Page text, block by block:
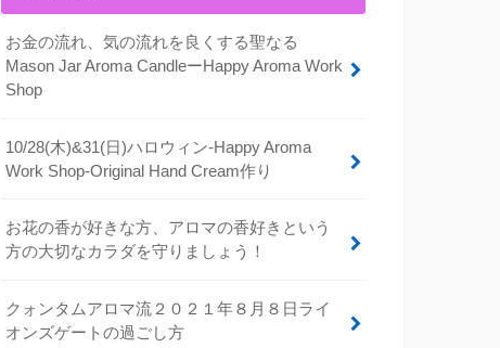
お金の流れ、気の流れを良くする聖なる
Mason Jar Aroma CandleーHappy Aroma Work
Shop
10/28(木)&31(日)ハロウィン-Happy Aroma
Work Shop-Original Hand Cream作り
お花の香が好きな方、アロマの香好きという
方の大切なカラダを守りましょう！
クォンタムアロマ流２０２１年８月８日ライ
オンズゲートの過ごし方